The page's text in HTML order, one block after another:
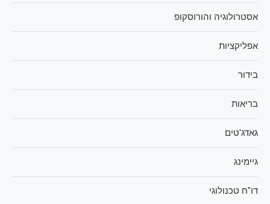
אסטרולוגיה והורוסקופ
אפליקציות
בידור
בריאות
גאדג'טים
גיימינג
דו"ח טכנולוגי